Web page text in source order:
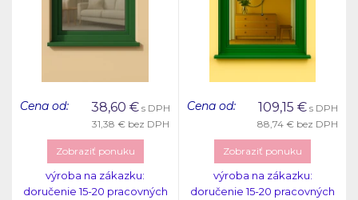
Cena od: 38,60 € s DPH
31,38 € bez DPH
Zobraziť ponuku
výroba na zákazku:
doručenie 15-20 pracovných
Cena od: 109,15 € s DPH
88,74 € bez DPH
Zobraziť ponuku
výroba na zákazku:
doručenie 15-20 pracovných